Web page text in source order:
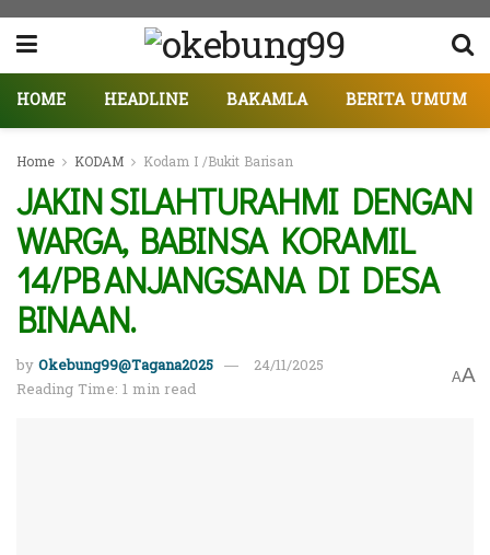
HOME HEADLINE BAKAMLA BERITA UMUM
Home KODAM Kodam I /Bukit Barisan
JAKIN SILAHTURAHMI DENGAN
WARGA, BABINSA KORAMIL
14/PB ANJANGSANA DI DESA
BINAAN.
byOkebung99@Tagana2025
24/11/2025
Reading Time: 1 min read
AA